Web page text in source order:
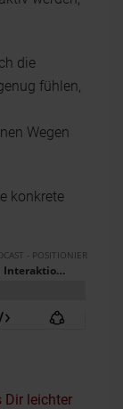
die
fühlen,
Wegen
konkrete
Dir leichter